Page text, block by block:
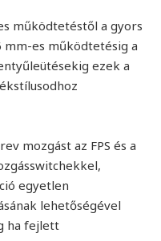
működtetéstől a gyors
es működtetésig a
ezek a
mozgást az FPS és a
egyetlen
lehetőségével
ha fejlett